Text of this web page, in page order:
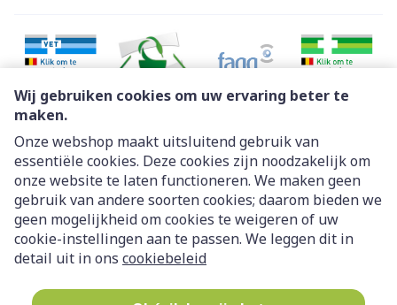
Wij gebruiken cookies om uw ervaring beter te
maken.
Onze webshop maakt uitsluitend gebruik van
essentiële cookies. Deze cookies zijn noodzakelijk om
onze website te laten functioneren. We maken geen
gebruik van andere soorten cookies; daarom bieden we
geen mogelijkheid om cookies te weigeren of uw
cookie-instellingen aan te passen. We leggen dit in
detail uit in ons cookiebeleid
Juridische links